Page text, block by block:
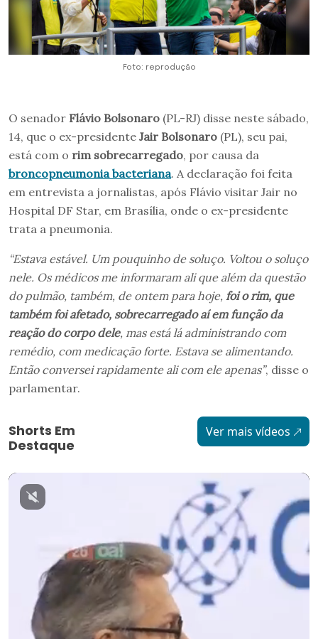
Foto: reprodução
O senador Flávio Bolsonaro (PL-RJ) disse neste sábado,
14, que o ex-presidente Jair Bolsonaro (PL), seu pai,
está com o rim sobrecarregado, por causa da
broncopneumonia bacteriana. A declaração foi feita
em entrevista a jornalistas, após Flávio visitar Jair no
Hospital DF Star, em Brasília, onde o ex-presidente
trata a pneumonia.
“Estava estável. Um pouquinho de soluço. Voltou o soluço
nele. Os médicos me informaram ali que além da questão
do pulmão, também, de ontem para hoje, foi o rim, que
também foi afetado, sobrecarregado aí em função da
reação do corpo dele, mas está lá administrando com
remédio, com medicação forte. Estava se alimentando.
Então conversei rapidamente ali com ele apenas”, disse o
parlamentar.
Shorts Em
Destaque
Ver mais vídeos